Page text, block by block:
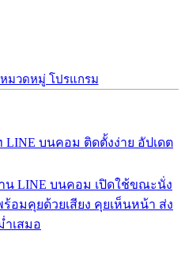
มวดหมู่ โปรแกรม
LINE บนคอม ติดตั้งง่าย อัปเดต
น LINE บนคอม เปิดใช้ขณะนั่ง
อมคุยด้วยเสียง คุยเห็นหน้า ส่ง
ำเสมอ